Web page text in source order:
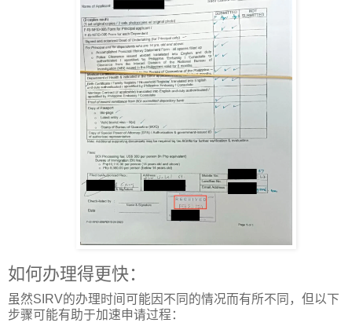
如何办理得更快：
虽然SIRV的办理时间可能因不同的情况而有所不同，但以下
步骤可能有助于加速申请过程：